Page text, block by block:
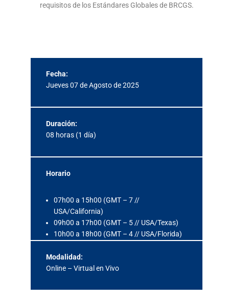
requisitos de los Estándares Globales de BRCGS.
Fecha:
Jueves 07 de Agosto de 2025
Duración:
08 horas (1 día)
Horario
07h00 a 15h00 (GMT – 7 //
USA/California)
09h00 a 17h00 (GMT – 5 // USA/Texas)
10h00 a 18h00 (GMT – 4 // USA/Florida)
Modalidad:
Online – Virtual en Vivo